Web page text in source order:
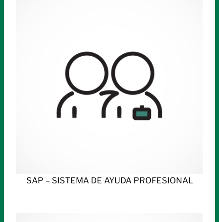
SAP – SISTEMA DE AYUDA PROFESIONAL